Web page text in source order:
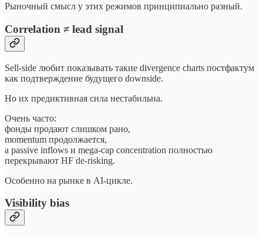
Рыночный смысл у этих режимов принципиально разный.
Correlation ≠ lead signal
Sell-side любит показывать такие divergence charts постфактум
как подтверждение будущего downside.
Но их предиктивная сила нестабильна.
Очень часто:
фонды продают слишком рано,
momentum продолжается,
а passive inflows и mega-cap concentration полностью
перекрывают HF de-risking.
Особенно на рынке в AI-цикле.
Visibility bias